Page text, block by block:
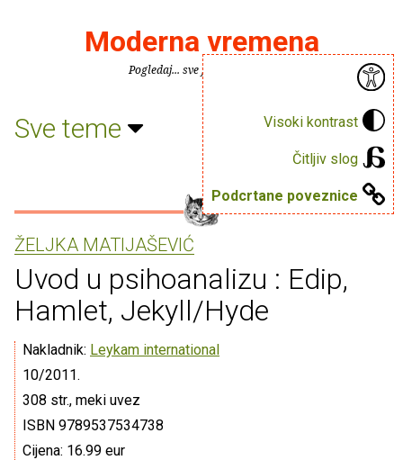
Visoki kontrast
Čitljiv slog
Podcrtane poveznice
Moderna vremena
Pogledaj... sve je puno knjiga.
Sve teme
ŽELJKA MATIJAŠEVIĆ
Uvod u psihoanalizu : Edip,
Hamlet, Jekyll/Hyde
Nakladnik: Leykam international
10/2011.
308 str., meki uvez
ISBN 9789537534738
Cijena: 16.99 eur